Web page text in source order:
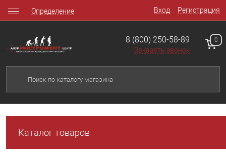
Вход Регистрация
Определение
8 (800) 250-58-89
Заказать звонок
0
Каталог товаров